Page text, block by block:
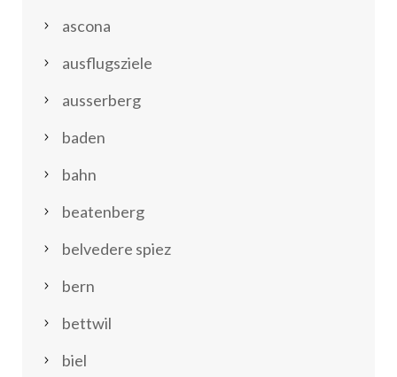
ascona
ausflugsziele
ausserberg
baden
bahn
beatenberg
belvedere spiez
bern
bettwil
biel